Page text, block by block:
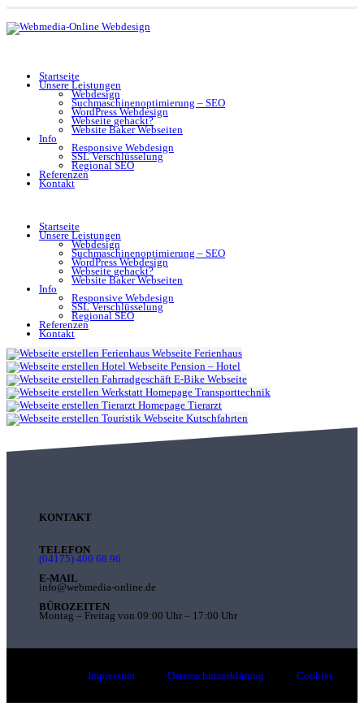
Startseite
Unsere Leistungen
Webdesign
Suchmaschinenoptimierung – SEO
WordPress Webdesign
Webseite gehackt?
Website Baker Webseiten
Info
Responsive Webdesign
SSL Verschlüsselung
Regional SEO
Referenzen
Kontakt
Startseite
Unsere Leistungen
Webdesign
Suchmaschinenoptimierung – SEO
WordPress Webdesign
Webseite gehackt?
Website Baker Webseiten
Info
Responsive Webdesign
SSL Verschlüsselung
Regional SEO
Referenzen
Kontakt
Webseite Ferienhaus
Webseite Pension – Hotel
E-Bike Webseite
Homepage Transporttechnik
Homepage Tierarzt
Webseite Kutschfahrten
KONTAKT
TELEFON
(04175) 400 68 96
E-MAIL
info@webmedia-online.de
BÜROZEITEN
Montag – Freitag von 09:00 Uhr – 17:00 Uhr
Impressum Datenschutzerklärung Cookies